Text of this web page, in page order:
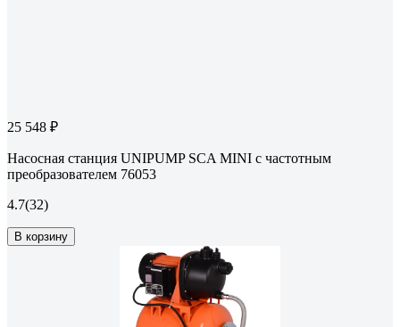
25 548 ₽
Насосная станция UNIPUMP SCA MINI с частотным
преобразователем 76053
4.7(32)
В корзину